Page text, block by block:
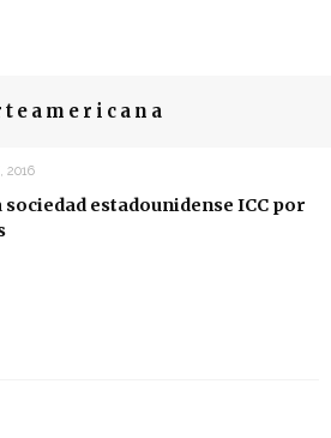
2016
estadounidense ICC por